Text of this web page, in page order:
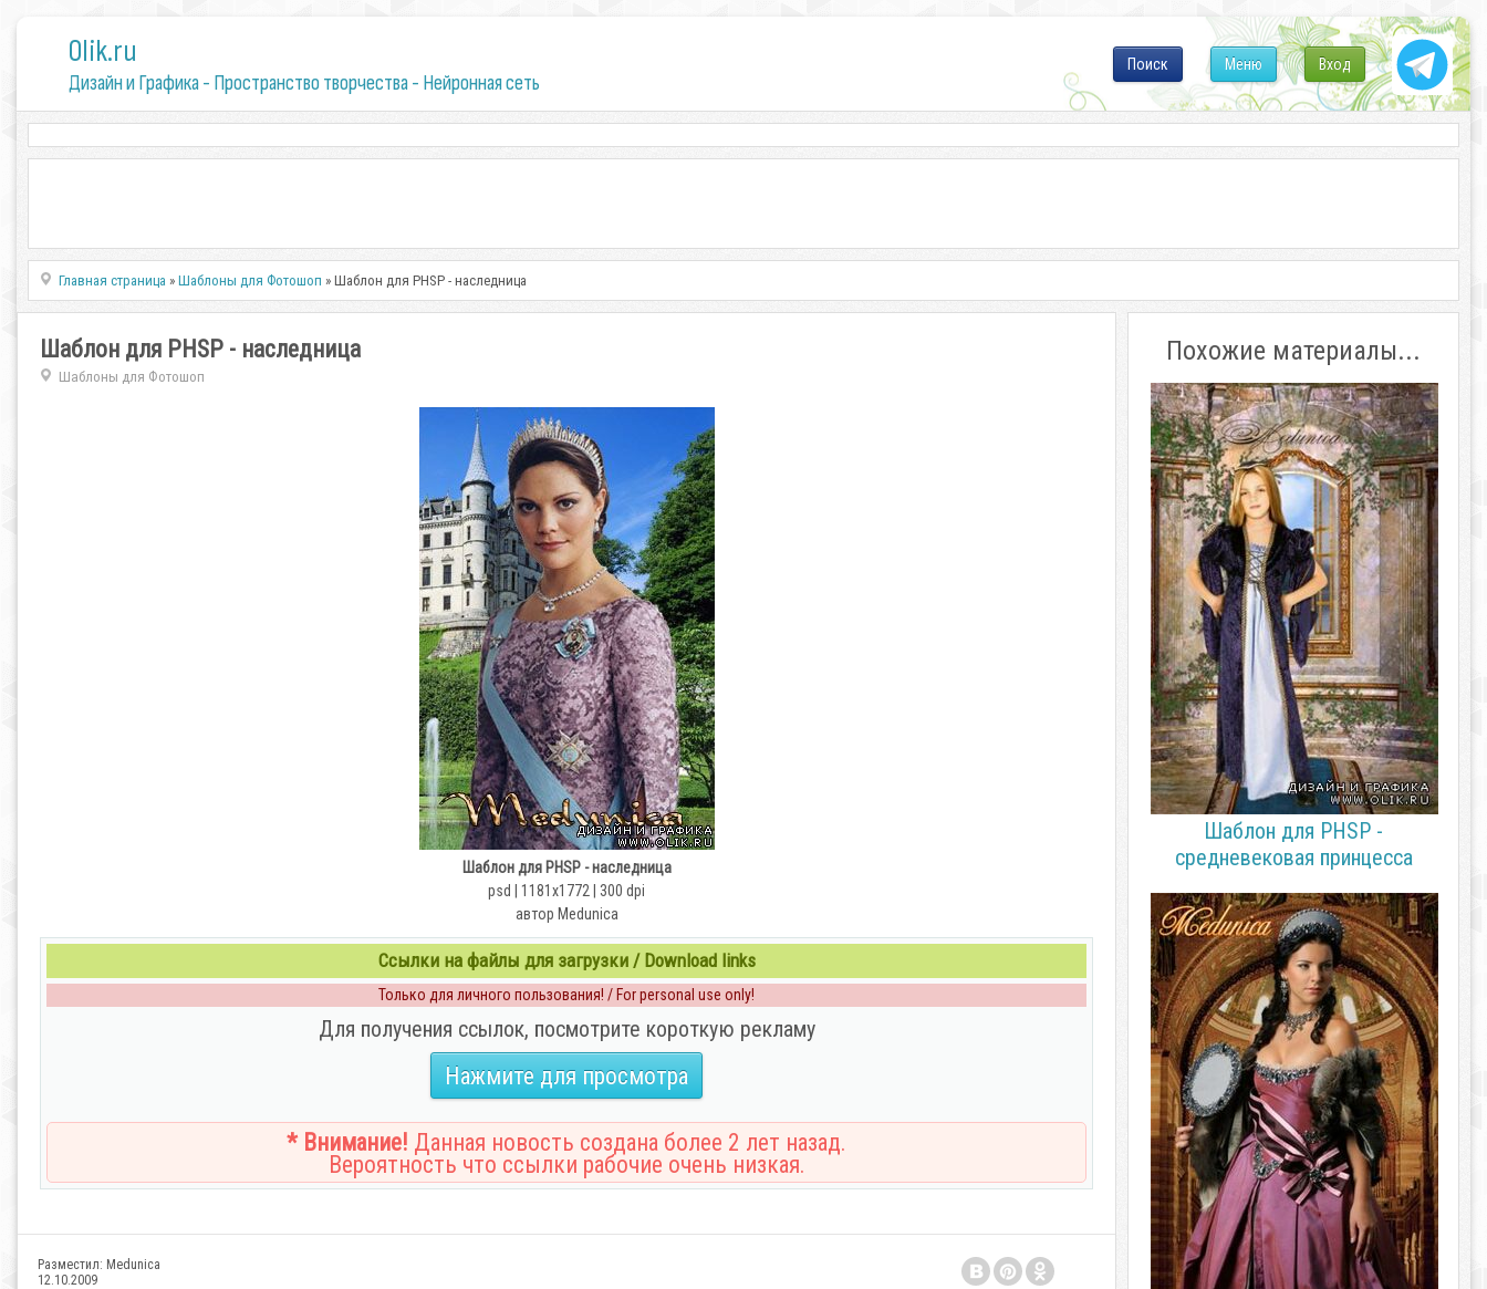
0lik.ru
Дизайн и Графика - Пространство творчества - Нейронная сеть
Вход
Меню
Поиск
Главная страница »Шаблоны для Фотошоп » Шаблон для PHSP - наследница
Шаблон для PHSP - наследница
Шаблоны для Фотошоп
Шаблон для PHSP - наследница
psd | 1181х1772 | 300 dpi
автор Medunica
Ссылки на файлы для загрузки / Download links
Только для личного пользования! / For personal use only!
Для получения ссылок, посмотрите короткую рекламу
Нажмите для просмотра
* Внимание! Данная новость создана более 2 лет назад.
Вероятность что ссылки рабочие очень низкая.
Разместил: Medunica
12.10.2009
Похожие материалы...
Шаблон для PHSP -
средневековая принцесса